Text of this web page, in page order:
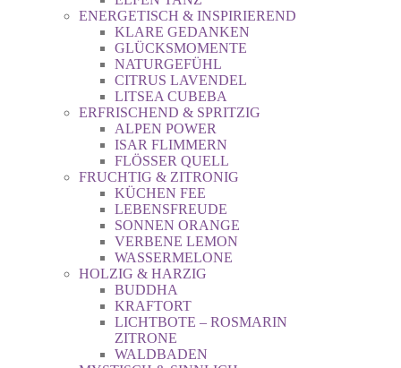
ENERGETISCH & INSPIRIEREND
KLARE GEDANKEN
GLÜCKSMOMENTE
NATURGEFÜHL
CITRUS LAVENDEL
LITSEA CUBEBA
ERFRISCHEND & SPRITZIG
ALPEN POWER
ISAR FLIMMERN
FLÖSSER QUELL
FRUCHTIG & ZITRONIG
KÜCHEN FEE
LEBENSFREUDE
SONNEN ORANGE
VERBENE LEMON
WASSERMELONE
HOLZIG & HARZIG
BUDDHA
KRAFTORT
LICHTBOTE – ROSMARIN
ZITRONE
WALDBADEN